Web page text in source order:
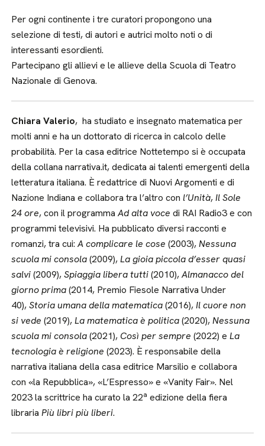
Per ogni continente i tre curatori propongono una
selezione di testi, di autori e autrici molto noti o di
interessanti esordienti.
Partecipano gli allievi e le allieve della Scuola di Teatro
Nazionale di Genova.
Chiara Valerio, ha studiato e insegnato matematica per
molti anni e ha un dottorato di ricerca in calcolo delle
probabilità. Per la casa editrice Nottetempo si è occupata
della collana narrativa.it, dedicata ai talenti emergenti della
letteratura italiana. È redattrice di Nuovi Argomenti e di
Nazione Indiana e collabora tra l’altro conl’Unità,Il Sole
24 ore, con il programmaAd alta voce di RAI Radio3 e con
programmi televisivi. Ha pubblicato diversi racconti e
romanzi, tra cui:A complicare le cose (2003),Nessuna
scuola mi consola(2009),La gioia piccola d’esser quasi
salvi(2009),Spiaggia libera tutti(2010),Almanacco del
giorno prima(2014, Premio Fiesole Narrativa Under
40),Storia umana della matematica(2016),Il cuore non
si vede (2019),La matematica è politica(2020),Nessuna
scuola mi consola(2021), Così per sempre (2022) eLa
tecnologia è religione (2023). È responsabile della
narrativa italiana della casa editrice Marsilio e collabora
con «la Repubblica», «L’Espresso» e «Vanity Fair». Nel
2023 la scrittrice ha curato la 22a edizione della fiera
librariaPiù libri più liberi.